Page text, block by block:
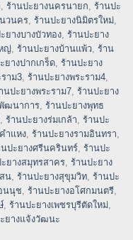
, ร้านปะยางนครนายก, ร้านปะ
วนคร, ร้านปะยางนิมิตรใหม่,
ยางบางบัวทอง, ร้านปะยาง
ญ่, ร้านปะยางบ้านแพ้ว, ร้าน
ยางปากเกร็ด, ร้านปะยาง
าม3, ร้านปะยางพระราม4,
นปะยางพระราม7, ร้านปะยาง
ฒนาการ, ร้านปะยางพุทธ
, ร้านปะยางร่มเกล้า, ร้านปะ
ำแหง, ร้านปะยางรามอินทรา,
ปะยางศรีนครินทร์, ร้านปะ
ยางสมุทรสาคร, ร้านปะยาง
น, ร้านปะยางสุขุมวิท, ร้านปะ
นนุช, ร้านปะยางอโศกมนตรี,
, ร้านปะยางเพชรบุรีตัดใหม่,
ยางแจ้งวัฒนะ